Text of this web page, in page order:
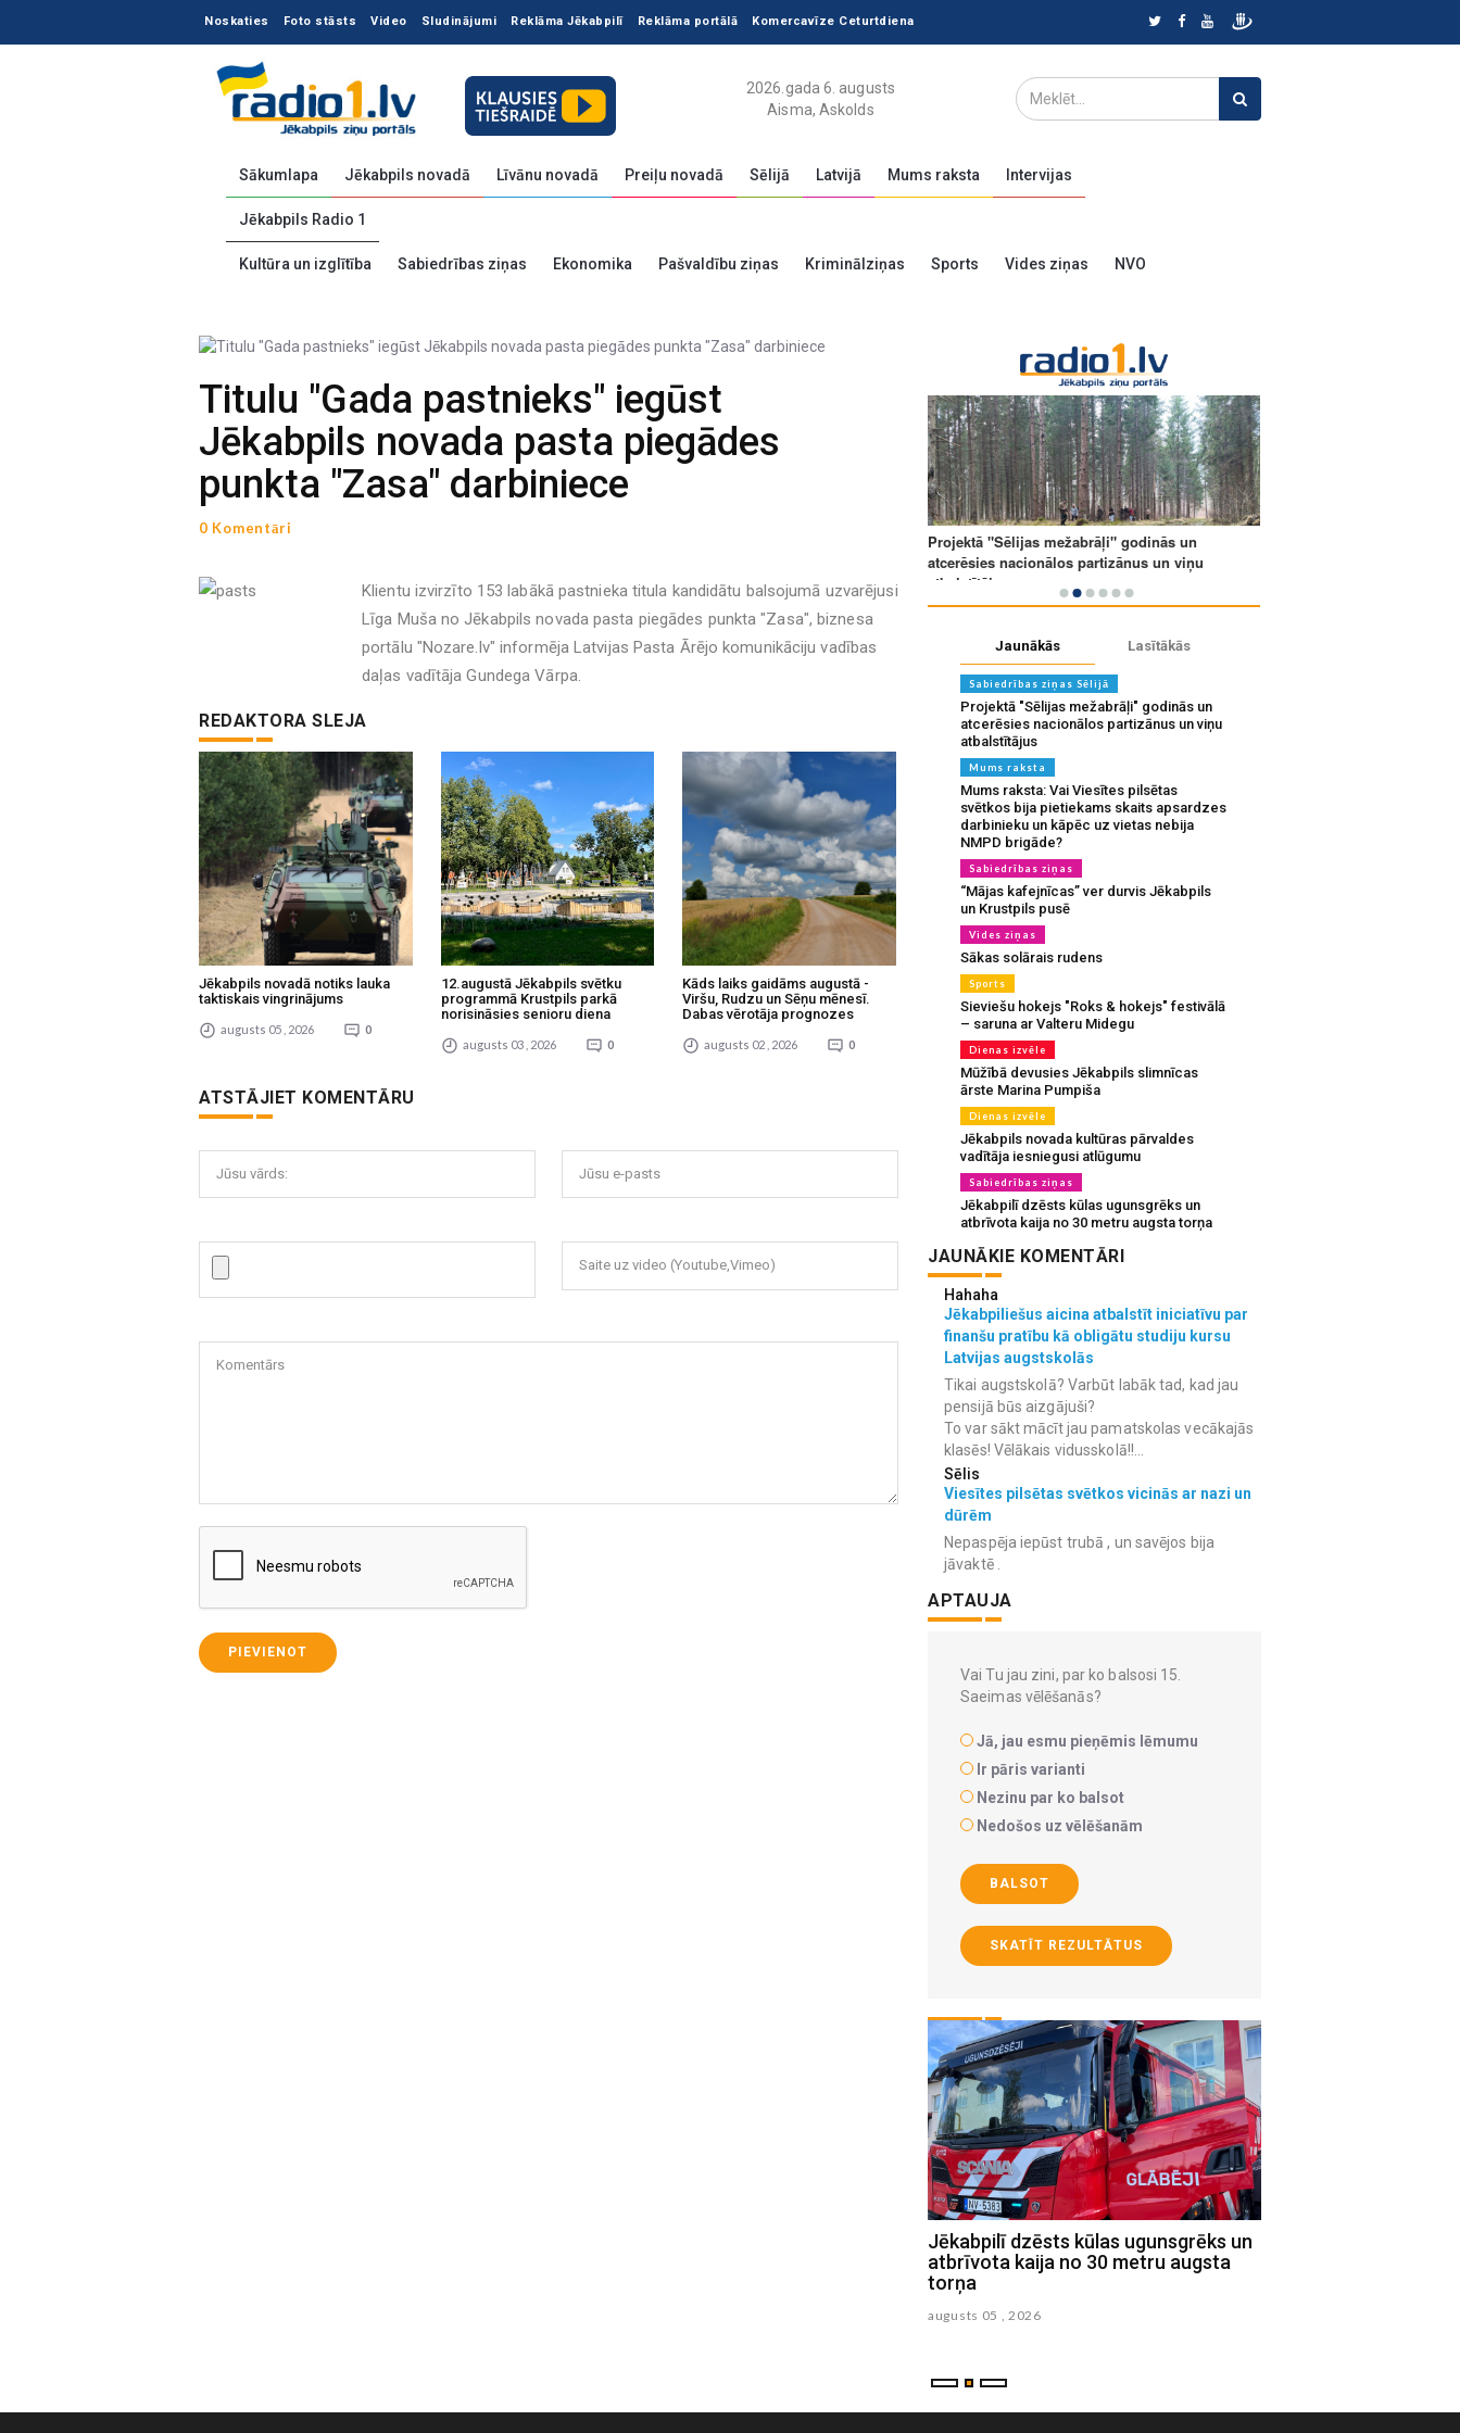
Noskaties Foto stāsts Video Sludinājumi Reklāma Jēkabpilī Reklāma portālā Komercavīze Ceturtdiena
2026.gada 6. augusts
Aisma, Askolds
Sākumlapa Jēkabpils novadā Līvānu novadā Preiļu novadā Sēlijā Latvijā Mums raksta Intervijas
Jēkabpils Radio 1
Kultūra un izglītība Sabiedrības ziņas Ekonomika Pašvaldību ziņas Kriminālziņas Sports Vides ziņas NVO
Titulu "Gada pastnieks" iegūst
Jēkabpils novada pasta piegādes
punkta "Zasa" darbiniece
0 Komentāri
Klientu izvirzīto 153 labākā pastnieka titula kandidātu balsojumā uzvarējusi
Līga Muša no Jēkabpils novada pasta piegādes punkta "Zasa", biznesa
portālu "Nozare.lv" informēja Latvijas Pasta Ārējo komunikāciju vadības
daļas vadītāja Gundega Vārpa.
REDAKTORA SLEJA
Jēkabpils novadā notiks lauka
taktiskais vingrinājums
augusts 05 , 2026 0
12.augustā Jēkabpils svētku
programmā Krustpils parkā
norisināsies senioru diena
augusts 03 , 2026 0
Kāds laiks gaidāms augustā -
Viršu, Rudzu un Sēņu mēnesī.
Dabas vērotāja prognozes
augusts 02 , 2026 0
ATSTĀJIET KOMENTĀRU
Jūsu vārds: Jūsu e-pasts
Saite uz video (Youtube,Vimeo)
Komentārs
PIEVIENOT
Jaunākās Lasītākās
Sabiedrības ziņas Sēlijā
Projektā "Sēlijas mežabrāļi" godinās un
atcerēsies nacionālos partizānus un viņu
atbalstītājus
Mums raksta
Mums raksta: Vai Viesītes pilsētas
svētkos bija pietiekams skaits apsardzes
darbinieku un kāpēc uz vietas nebija
NMPD brigāde?
Sabiedrības ziņas
“Mājas kafejnīcas” ver durvis Jēkabpils
un Krustpils pusē
Vides ziņas
Sākas solārais rudens
Sports
Sieviešu hokejs "Roks & hokejs" festivālā
– saruna ar Valteru Midegu
Dienas izvēle
Mūžībā devusies Jēkabpils slimnīcas
ārste Marina Pumpiša
Dienas izvēle
Jēkabpils novada kultūras pārvaldes
vadītāja iesniegusi atlūgumu
Sabiedrības ziņas
Jēkabpilī dzēsts kūlas ugunsgrēks un
atbrīvota kaija no 30 metru augsta torņa
JAUNĀKIE KOMENTĀRI
Hahaha
Jēkabpiliešus aicina atbalstīt iniciatīvu par
finanšu pratību kā obligātu studiju kursu
Latvijas augstskolās
Tikai augstskolā? Varbūt labāk tad, kad jau
pensijā būs aizgājuši?
To var sākt mācīt jau pamatskolas vecākajās
klasēs! Vēlākais vidusskolā!!...
Sēlis
Viesītes pilsētas svētkos vicinās ar nazi un
dūrēm
Nepaspēja iepūst trubā , un savējos bija
jāvaktē .
APTAUJA
Vai Tu jau zini, par ko balsosi 15.
Saeimas vēlēšanās?
Jā, jau esmu pieņēmis lēmumu
Ir pāris varianti
Nezinu par ko balsot
Nedošos uz vēlēšanām
BALSOT
SKATĪT REZULTĀTUS
Jēkabpilī dzēsts kūlas ugunsgrēks un
atbrīvota kaija no 30 metru augsta
torņa
augusts 05 , 2026